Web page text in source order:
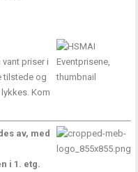
priser i
tilstede og
Kom
av, med
i 1. etg.